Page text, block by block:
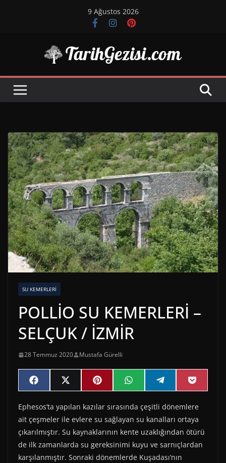
9 Ağustos 2026
SU KEMERLERI
POLLİO SU KEMERLERİ –
SELÇUK / İZMİR
28 Temmuz 2020 Mustafa Gürelli
Share
on
F
a
e
b
o
o
k
Share
on
X
(
w
t
t
e
r
)
Share
on
P
i
t
e
r
e
s
t
Share
on
W
h
t
s
A
p
p
Share
on
e
e
g
r
a
m
Share
on
P
o
k
e
t
Ephesos’ta yapılan kazılar sırasında çeşitli dönemlere
ait çeşmeler ile evlere su sağlayan su kanalları ortaya
çıkarılmıştır. Su kaynaklarının kente uzaklığından ötürü
de ilk zamanlarda su gereksinimi kuyu ve sarnıçlardan
karşılanmıştır. Sonraki dönemlerde Kuşadası’nın